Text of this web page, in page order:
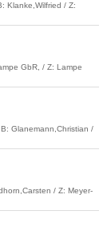
Klanke,Wilfried / Z:
GbR, / Z: Lampe
Glanemann,Christian /
/ Z: Meyer-